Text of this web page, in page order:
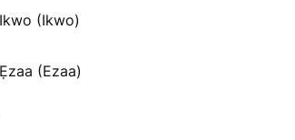
(Ikwo)
(Ezaa)